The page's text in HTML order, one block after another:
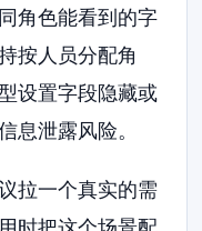
角色能看到的字
按人员分配角
设置字段隐藏或
息泄露风险。
拉一个真实的需